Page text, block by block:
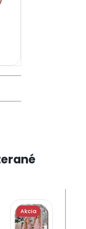
Akcia